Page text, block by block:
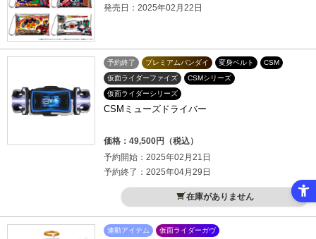
発売日：2025年02月22日
予約終了 プレミアムバンダイ 変身ベルト
CSM
仮面ライダーファイズ
CSMシリーズ
仮面ライダーシリーズ
CSMミューズドライバー
価格：49,500円（税込）
予約開始：2025年02月21日
予約終了：2025年04月29日
在庫がありません
連動アイテム 仮面ライダーガヴ